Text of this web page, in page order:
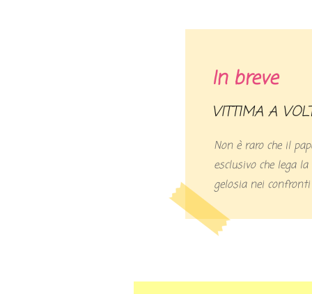
In breve
VITTIMA A
Non è raro che il
esclusivo che lega
gelosia nei